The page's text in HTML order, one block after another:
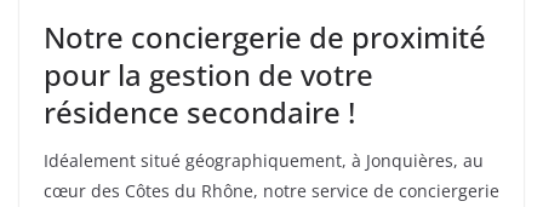
Notre conciergerie de proximité
pour la gestion de votre
résidence secondaire !
Idéalement situé géographiquement, à Jonquières, au
cœur des Côtes du Rhône, notre service de conciergerie